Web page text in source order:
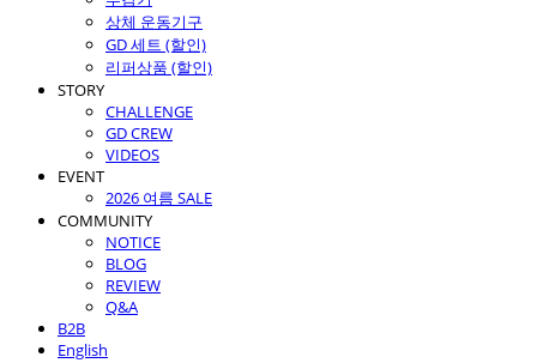
상체 운동기구
GD 세트 (할인)
리퍼상품 (할인)
STORY
CHALLENGE
GD CREW
VIDEOS
EVENT
2026 여름 SALE
COMMUNITY
NOTICE
BLOG
REVIEW
Q&A
B2B
English